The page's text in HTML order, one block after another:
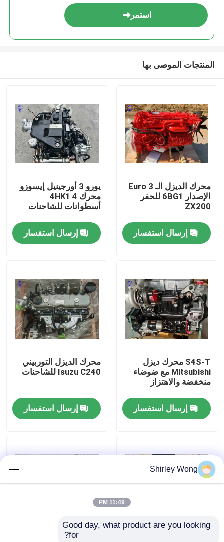
المنتجات
حول بنا
ضبط الجودة
اتصل بنا
محرك Deutz
استمر
المنتجات الموصى بها
محرك الديزل الـ Euro 3
الإصدار 6BG1 للحفر
ZX200
إرسال استفسار
يورو 3 أورجينيل إيسوزو
محرك 4HK1 4
أسطوانات للشاحنات
إرسال استفسار
S4S-T محرك ديزل
Mitsubishi مع ضوضاء
منخفضة والاهتزاز
إرسال استفسار
محرك الديزل التوربيني
Isuzu C240 للشاحنات
إرسال استفسار
يورو 3 محرك إسوزو قوي
Shirley Wong
11:49 PM
Good day, what product are you looking
for?